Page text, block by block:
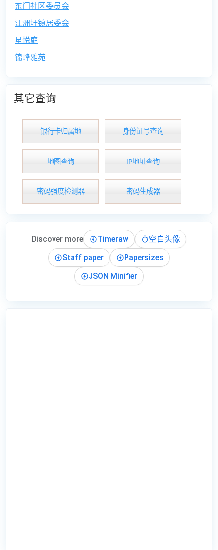
东门社区委员会
江洲圩镇居委会
星悦庭
锦峰雅苑
其它查询
银行卡归属地 身份证号查询
地图查询 IP地址查询
密码强度检测器 密码生成器
Discover more Timeraw
空白头像
Staff paper
Papersizes
JSON Minifier